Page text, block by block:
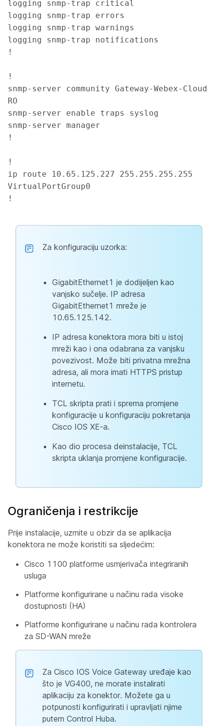
logging snmp-trap critical
logging snmp-trap errors
logging snmp-trap warnings
logging snmp-trap notifications
!
!
snmp-server community Gateway-Webex-Cloud
RO
snmp-server enable traps syslog
snmp-server manager
!
!
ip route 10.65.125.227 255.255.255.255
VirtualPortGroup0
!
Za konfiguraciju uzorka:
GigabitEthernet1 je dodijeljen kao
vanjsko sučelje. IP adresa
GigabitEthernet1 mreže je
10.65.125.142.
IP adresa konektora mora biti u istoj
mreži kao i ona odabrana za vanjsku
povezivost. Može biti privatna mrežna
adresa, ali mora imati HTTPS pristup
internetu.
TCL skripta prati i sprema promjene
konfiguracije u konfiguraciju pokretanja
Cisco IOS XE-a.
Kao dio procesa deinstalacije, TCL
skripta uklanja promjene konfiguracije.
Ograničenja i restrikcije
Prije instalacije, uzmite u obzir da se aplikacija
konektora ne može koristiti sa sljedećim:
Cisco 1100 platforme usmjerivača integriranih
usluga
Platforme konfigurirane u načinu rada visoke
dostupnosti (HA)
Platforme konfigurirane u načinu rada kontrolera
za SD-WAN mreže
Za Cisco IOS Voice Gateway uređaje kao
što je VG400, ne morate instalirati
aplikaciju za konektor. Možete ga u
potpunosti konfigurirati i upravljati njime
putem Control Huba.